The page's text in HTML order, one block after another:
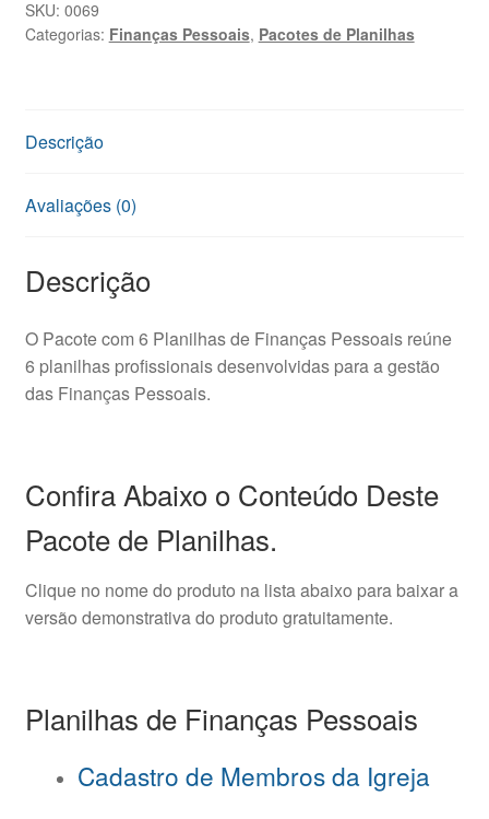
SKU: 0069
Categorias: Finanças Pessoais, Pacotes de Planilhas
Descrição
Avaliações (0)
Descrição
O Pacote com 6 Planilhas de Finanças Pessoais reúne
6 planilhas profissionais desenvolvidas para a gestão
das Finanças Pessoais.
Confira Abaixo o Conteúdo Deste
Pacote de Planilhas.
Clique no nome do produto na lista abaixo para baixar a
versão demonstrativa do produto gratuitamente.
Planilhas de Finanças Pessoais
Cadastro de Membros da Igreja